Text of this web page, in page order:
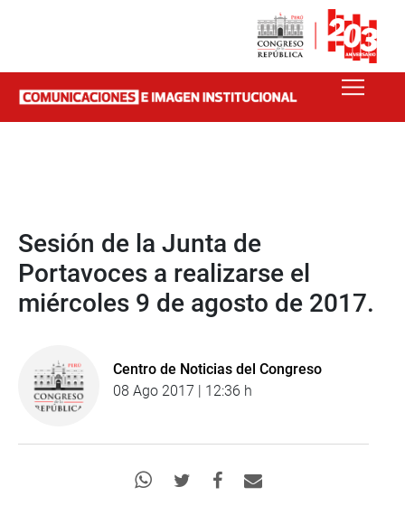
Sesión de la Junta de
Portavoces a realizarse el
miércoles 9 de agosto de 2017.
Centro de Noticias del Congreso
08 Ago 2017 | 12:36 h